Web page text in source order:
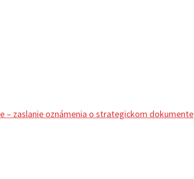
– zaslanie oznámenia o strategickom dokumente